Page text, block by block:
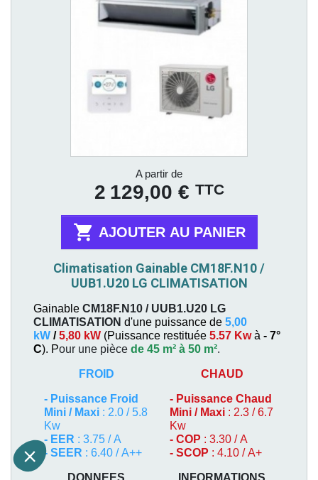
A partir de
2 129,00 € TTC
 AJOUTER AU PANIER
Climatisation Gainable CM18F.N10 /
UUB1.U20 LG CLIMATISATION
Gainable CM18F.N10 / UUB1.U20 LG
CLIMATISATION d'une puissance de 5,00
kW /5,80 kW (Puissance restituée 5.57 Kwà - 7°
C). Pour une pièce de 45 m² à 50 m².
FROID
- Puissance Froid
Mini / Maxi : 2.0 / 5.8
Kw
- EER : 3.75 / A
- SEER : 6.40 / A++
CHAUD
- Puissance Chaud
Mini / Maxi : 2.3 / 6.7
Kw
- COP : 3.30 / A
- SCOP : 4.10 / A+
DONNEES INFORMATIONS